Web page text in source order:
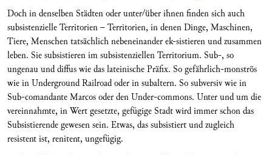
Doch in denselben Städten oder unter/über ihnen finden sich auch
subsistenzielle Territorien – Territorien, in denen Dinge, Maschinen,
Tiere, Menschen tatsächlich nebeneinander ek-sistieren und zusammen
leben. Sie subsistieren im subsistenziellen Territorium. Sub-, so
ungenau und diffus wie das lateinische Präfix. So gefährlich-monströs
wie in Underground Railroad oder in subaltern. So subversiv wie in
Sub-comandante Marcos oder den Under-commons. Unter und um die
vereinnahmte, in Wert gesetzte, gefügige Stadt wird immer schon das
Subsistierende gewesen sein. Etwas, das subsistiert und zugleich
resistent ist, renitent, ungefügig.